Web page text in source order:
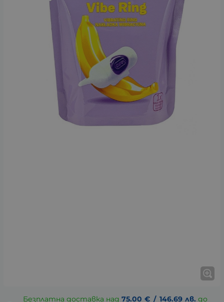
Безплатна доставка над 75.00 € / 146.69 лв. до